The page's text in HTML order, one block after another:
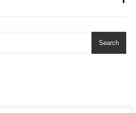
Search